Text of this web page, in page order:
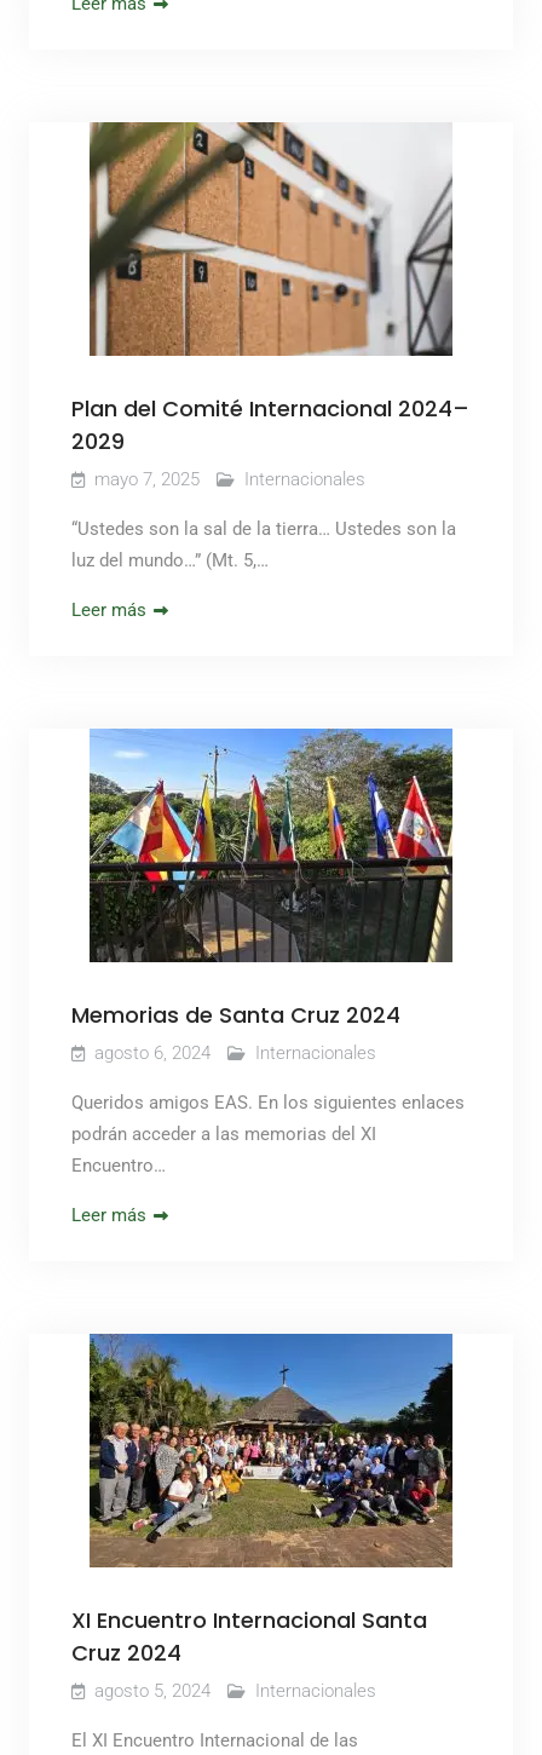
Plan del Comité Internacional 2024–
2029
mayo 7, 2025 Internacionales
“Ustedes son la sal de la tierra… Ustedes son la
luz del mundo…” (Mt. 5,…
Leer más
Memorias de Santa Cruz 2024
agosto 6, 2024 Internacionales
Queridos amigos EAS. En los siguientes enlaces
podrán acceder a las memorias del XI
Encuentro…
Leer más
XI Encuentro Internacional Santa
Cruz 2024
agosto 5, 2024 Internacionales
El XI Encuentro Internacional de las